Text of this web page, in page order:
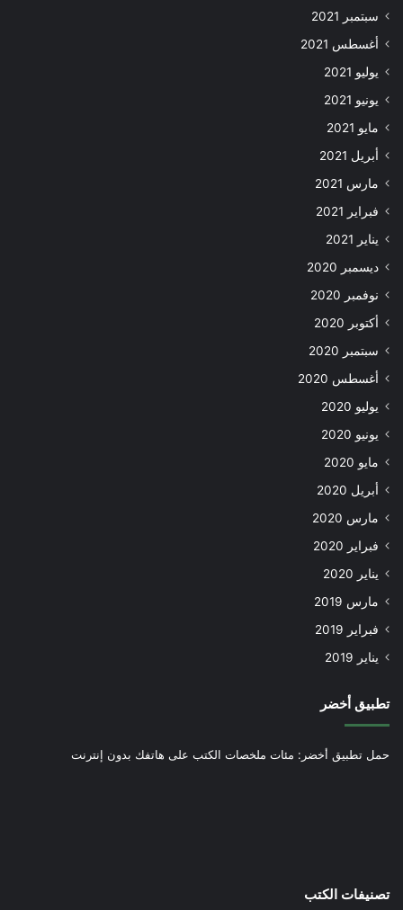
سبتمبر 2021
أغسطس 2021
يوليو 2021
يونيو 2021
مايو 2021
أبريل 2021
مارس 2021
فبراير 2021
يناير 2021
ديسمبر 2020
نوفمبر 2020
أكتوبر 2020
سبتمبر 2020
أغسطس 2020
يوليو 2020
يونيو 2020
مايو 2020
أبريل 2020
مارس 2020
فبراير 2020
يناير 2020
مارس 2019
فبراير 2019
يناير 2019
تطبيق أخضر
حمل تطبيق أخضر: مئات ملخصات الكتب على هاتفك بدون إنترنت
تصنيفات الكتب